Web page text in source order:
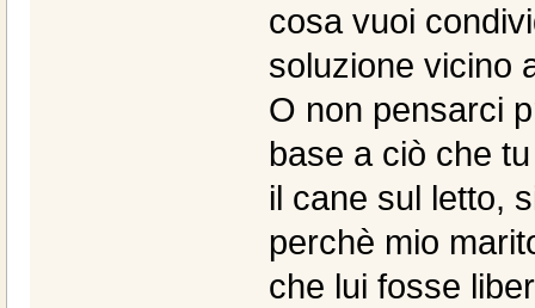
cosa vuoi
soluzione vicino
O non pensarci
base a ciò che
il cane sul letto,
perchè mio
che lui fosse